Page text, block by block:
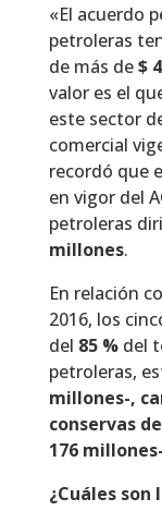
«El acuerdo
petroleras
de más de$
valor es el
este sector
comercial
recordó que
en vigor del
petroleras
millones.
En relación
2016, los
del 85 %del
petroleras,
millones-,
conservas
176
¿Cuáles son